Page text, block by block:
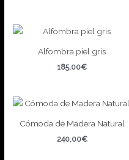
32,00€
120,00€
Alfombra piel gris
185,00€
Cómoda de Madera Natural
240,00€